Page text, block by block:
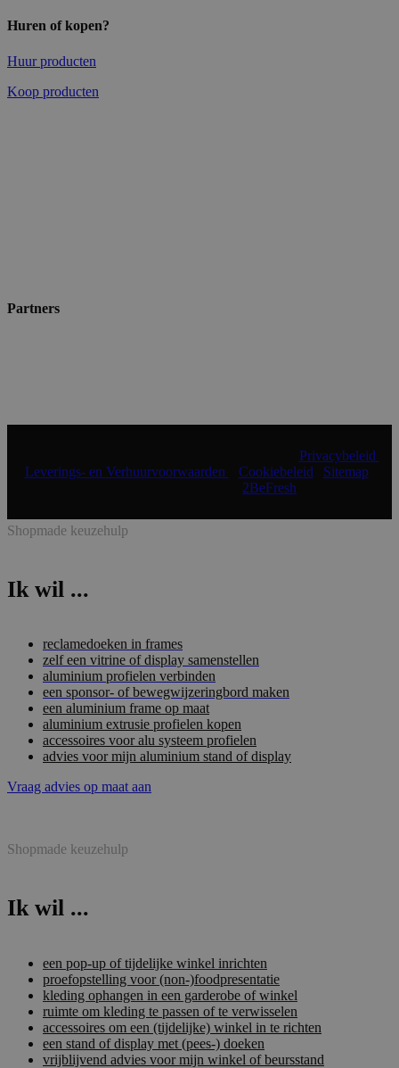
Huren of kopen?
Huur producten
Koop producten
Partners
Privacybeleid
Leverings- en Verhuurvoorwaarden
Cookiebeleid Sitemap|
2BeFresh
Shopmade keuzehulp
Ik wil ...
reclamedoeken in frames
zelf een vitrine of display samenstellen
aluminium profielen verbinden
een sponsor- of bewegwijzeringbord maken
een aluminium frame op maat
aluminium extrusie profielen kopen
accessoires voor alu systeem profielen
advies voor mijn aluminium stand of display
Vraag advies op maat aan
Shopmade keuzehulp
Ik wil ...
een pop-up of tijdelijke winkel inrichten
proefopstelling voor (non-)foodpresentatie
kleding ophangen in een garderobe of winkel
ruimte om kleding te passen of te verwisselen
accessoires om een (tijdelijke) winkel in te richten
een stand of display met (pees-) doeken
vrijblijvend advies voor mijn winkel of beursstand